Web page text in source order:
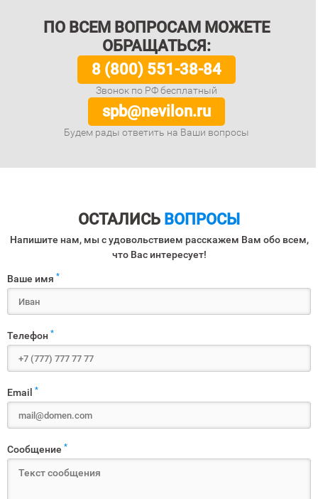
ПО ВСЕМ ВОПРОСАМ МОЖЕТЕ
ОБРАЩАТЬСЯ:
8 (800) 551-38-84
Звонок по РФ бесплатный
spb@nevilon.ru
Будем рады ответить на Ваши вопросы
ОСТАЛИСЬ ВОПРОСЫ
Напишите нам, мы с удовольствием расскажем Вам обо всем,
что Вас интересует!
Ваше имя *
Телефон *
Email *
Сообщение *